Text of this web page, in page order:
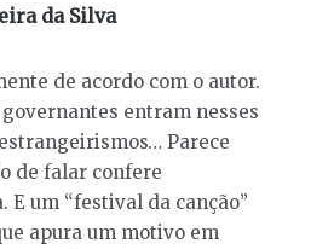
da Silvadiz:
de acordo com o autor.
entram nesses
Parece
de falar confere
E um “festival da canção”
apura um motivo em